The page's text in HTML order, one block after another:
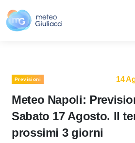
Previsioni 14
Meteo Napoli:
Sabato 17 Agosto. Il
prossimi 3 giorni